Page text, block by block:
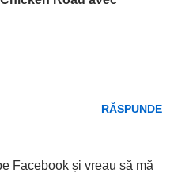
RĂSPUNDE
Facebook și vreau să mă